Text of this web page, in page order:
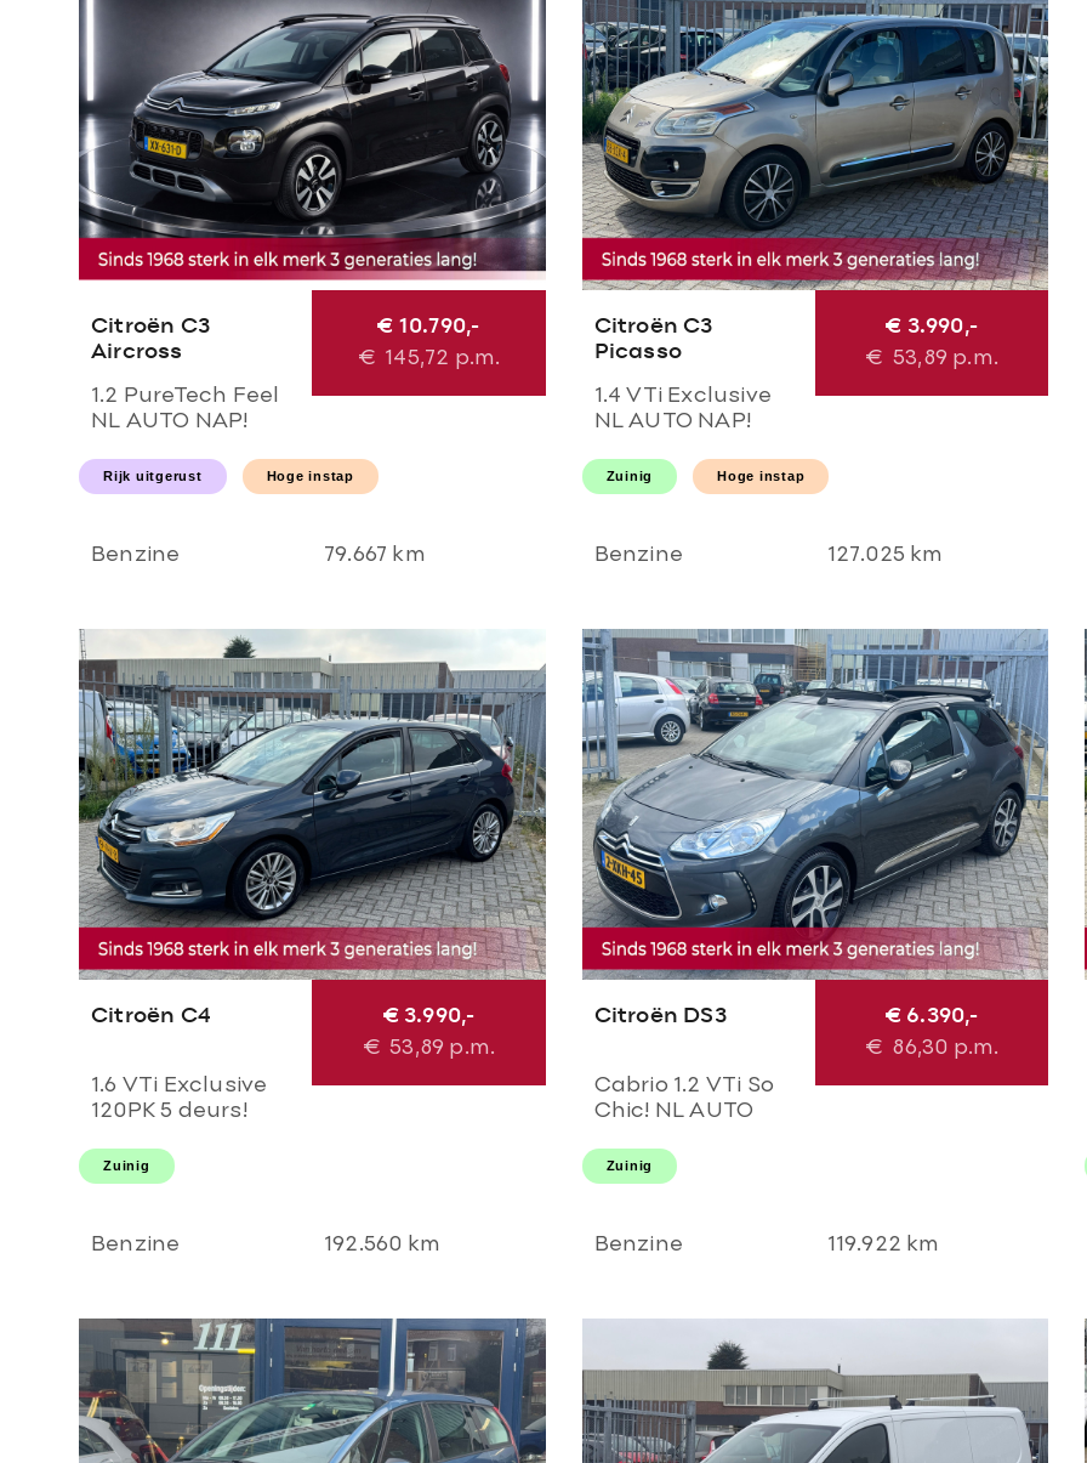
Citroën C3
Aircross
1.2 PureTech Feel
NL AUTO NAP!
LED l PDC l AIRCO
ECC l CRUISE l
NIEUWSTAAT!
€ 10.790,-
€ 145,72 p.m.
Rijk uitgerust Hoge instap
Benzine 79.667 km
Citroën C3
Picasso
1.4 VTi Exclusive
NL AUTO NAP!
AIRCO ECC l
CRUISE l PDC l
GOED
€ 3.990,-
€ 53,89 p.m.
Zuinig Hoge instap
Benzine 127.025 km
Citroën C4
1.6 VTi Exclusive
120PK 5 deurs!
Massage l
Stoelverwarming l
NAP l Dealer OH l
€ 3.990,-
€53,89 p.m.
Zuinig
Benzine 192.560 km
Citroën DS3
Cabrio 1.2 VTi So
Chic! NL AUTO
LED l PDC!
NIEUWE D-riem l
NIEUWSTAAT!
€ 6.390,-
€ 86,30 p.m.
Zuinig
Benzine 119.922 km